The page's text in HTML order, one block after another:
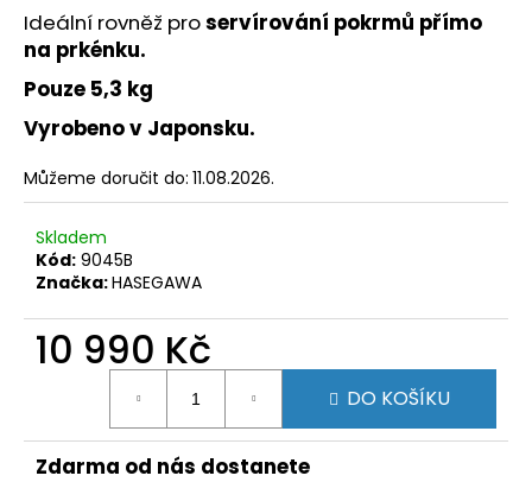
Ideální rovněž proservírování pokrmů přímo
na prkénku.
Pouze 5,3 kg
Vyrobeno v Japonsku.
Můžeme doručit do: 11.08.2026.
Skladem
Kód: 9045B
Značka:HASEGAWA
10 990 Kč
DO KOŠÍKU
Zdarma od nás dostanete
r
u
č
u
j
e
m
e